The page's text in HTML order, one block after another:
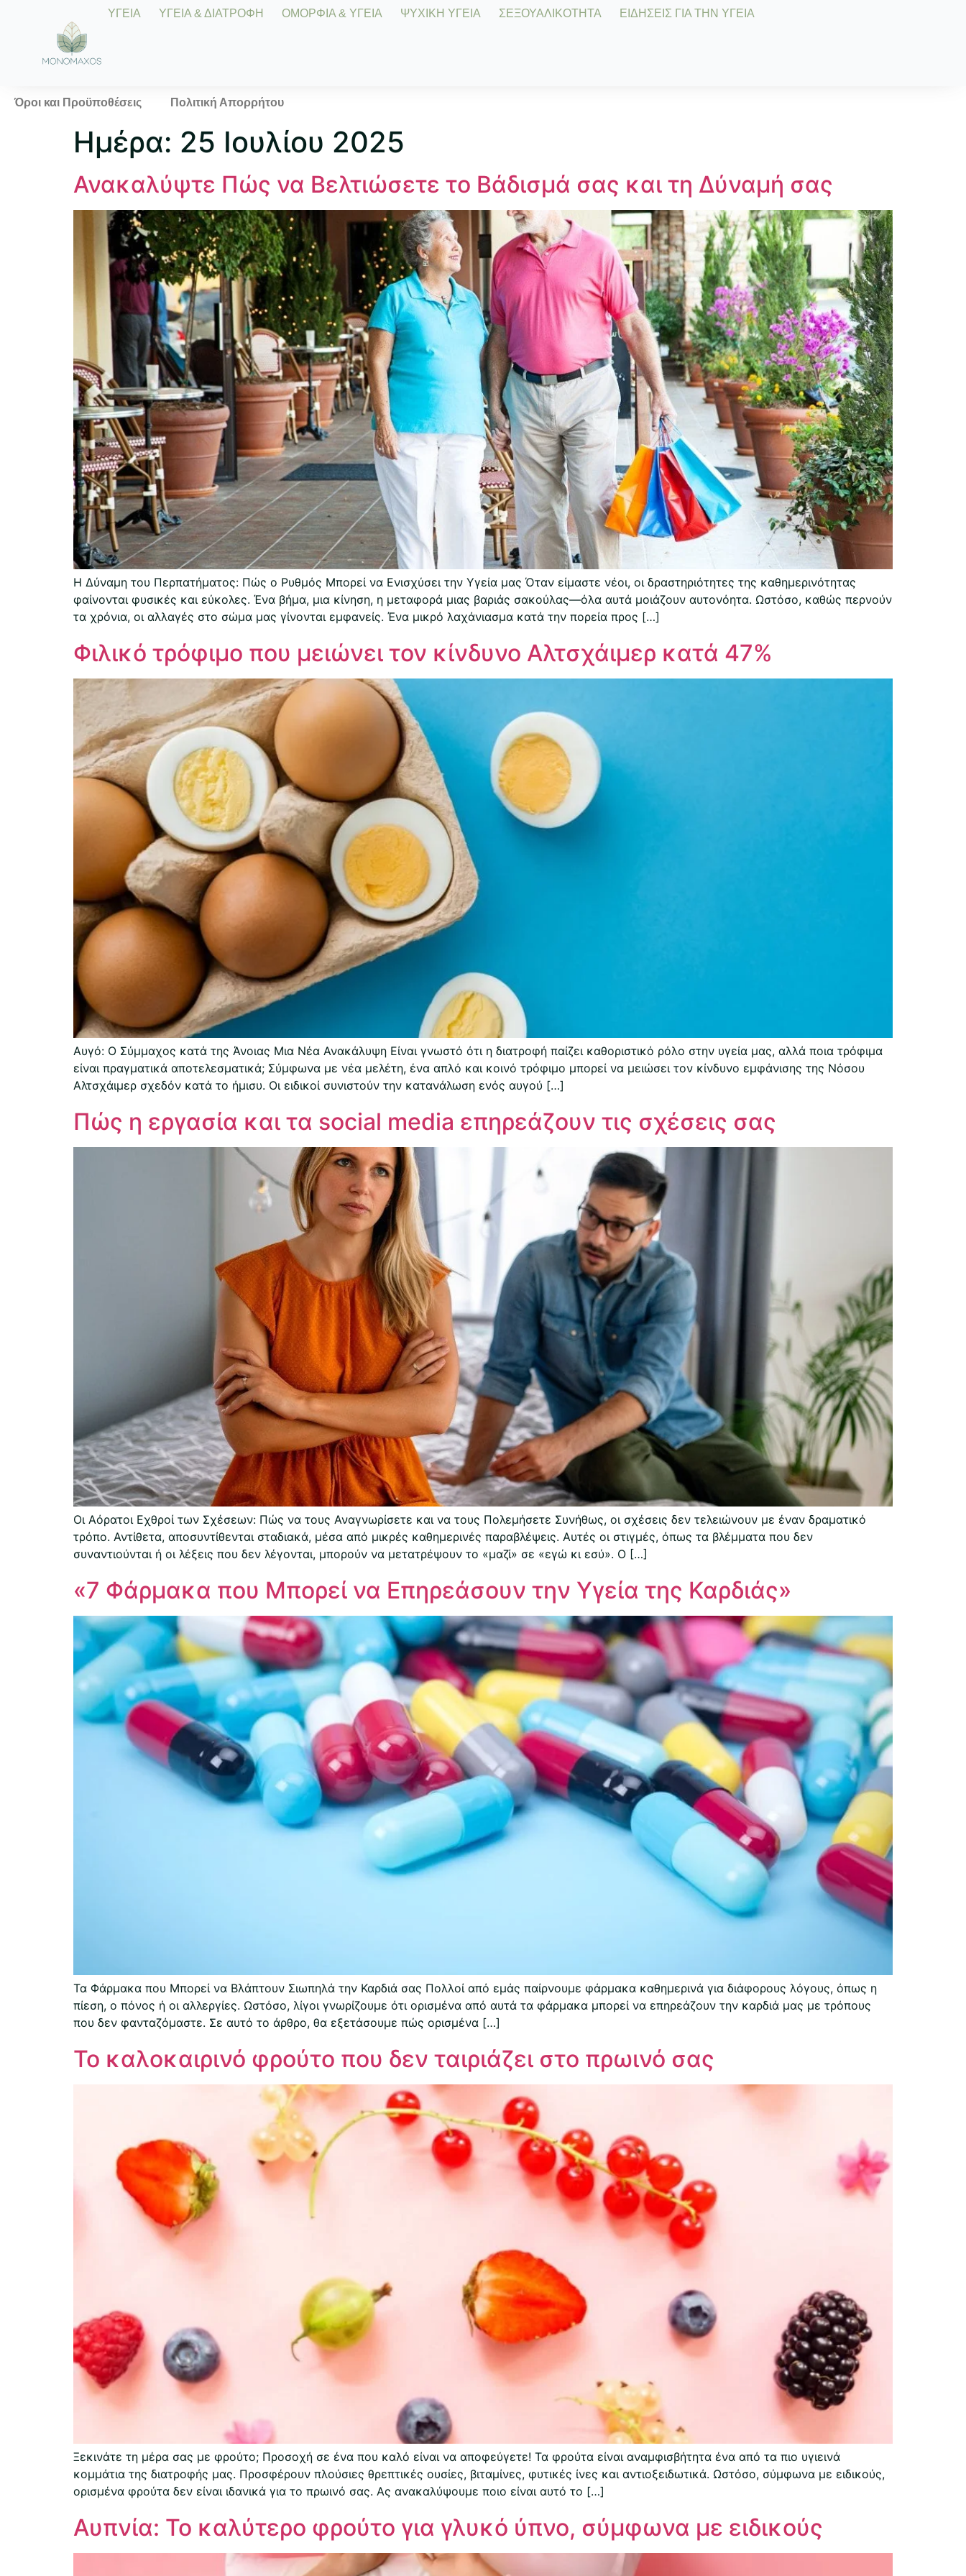
ΥΓΕΙΑ ΥΓΕΙΑ & ΔΙΑΤΡΟΦΗ ΟΜΟΡΦΙΑ & ΥΓΕΙΑ ΨΥΧΙΚΗ ΥΓΕΙΑ ΣΕΞΟΥΑΛΙΚΟΤΗΤΑ ΕΙΔΗΣΕΙΣ ΓΙΑ ΤΗΝ ΥΓΕΙΑ
Όροι και Προϋποθέσεις Πολιτική Απορρήτου
Ημέρα: 25 Ιουλίου 2025
Ανακαλύψτε Πώς να Βελτιώσετε το Βάδισμά σας και τη Δύναμή σας
Η Δύναμη του Περπατήματος: Πώς ο Ρυθμός Μπορεί να Ενισχύσει την Υγεία μας Όταν είμαστε νέοι, οι δραστηριότητες της καθημερινότητας
φαίνονται φυσικές και εύκολες. Ένα βήμα, μια κίνηση, η μεταφορά μιας βαριάς σακούλας—όλα αυτά μοιάζουν αυτονόητα. Ωστόσο, καθώς περνούν
τα χρόνια, οι αλλαγές στο σώμα μας γίνονται εμφανείς. Ένα μικρό λαχάνιασμα κατά την πορεία προς […]
Φιλικό τρόφιμο που μειώνει τον κίνδυνο Αλτσχάιμερ κατά 47%
Αυγό: Ο Σύμμαχος κατά της Άνοιας Μια Νέα Ανακάλυψη Είναι γνωστό ότι η διατροφή παίζει καθοριστικό ρόλο στην υγεία μας, αλλά ποια τρόφιμα
είναι πραγματικά αποτελεσματικά; Σύμφωνα με νέα μελέτη, ένα απλό και κοινό τρόφιμο μπορεί να μειώσει τον κίνδυνο εμφάνισης της Νόσου
Αλτσχάιμερ σχεδόν κατά το ήμισυ. Οι ειδικοί συνιστούν την κατανάλωση ενός αυγού […]
Πώς η εργασία και τα social media επηρεάζουν τις σχέσεις σας
Οι Αόρατοι Εχθροί των Σχέσεων: Πώς να τους Αναγνωρίσετε και να τους Πολεμήσετε Συνήθως, οι σχέσεις δεν τελειώνουν με έναν δραματικό
τρόπο. Αντίθετα, αποσυντίθενται σταδιακά, μέσα από μικρές καθημερινές παραβλέψεις. Αυτές οι στιγμές, όπως τα βλέμματα που δεν
συναντιούνται ή οι λέξεις που δεν λέγονται, μπορούν να μετατρέψουν το «μαζί» σε «εγώ κι εσύ». Ο […]
«7 Φάρμακα που Μπορεί να Επηρεάσουν την Υγεία της Καρδιάς»
Τα Φάρμακα που Μπορεί να Βλάπτουν Σιωπηλά την Καρδιά σας Πολλοί από εμάς παίρνουμε φάρμακα καθημερινά για διάφορους λόγους, όπως η
πίεση, ο πόνος ή οι αλλεργίες. Ωστόσο, λίγοι γνωρίζουμε ότι ορισμένα από αυτά τα φάρμακα μπορεί να επηρεάζουν την καρδιά μας με τρόπους
που δεν φανταζόμαστε. Σε αυτό το άρθρο, θα εξετάσουμε πώς ορισμένα […]
Το καλοκαιρινό φρούτο που δεν ταιριάζει στο πρωινό σας
Ξεκινάτε τη μέρα σας με φρούτο; Προσοχή σε ένα που καλό είναι να αποφεύγετε! Τα φρούτα είναι αναμφισβήτητα ένα από τα πιο υγιεινά
κομμάτια της διατροφής μας. Προσφέρουν πλούσιες θρεπτικές ουσίες, βιταμίνες, φυτικές ίνες και αντιοξειδωτικά. Ωστόσο, σύμφωνα με ειδικούς,
ορισμένα φρούτα δεν είναι ιδανικά για το πρωινό σας. Ας ανακαλύψουμε ποιο είναι αυτό το […]
Αυπνία: Το καλύτερο φρούτο για γλυκό ύπνο, σύμφωνα με ειδικούς